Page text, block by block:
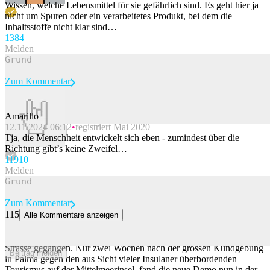
Wissen, welche Lebensmittel für sie gefährlich sind. Es geht hier ja
nicht um Spuren oder ein verarbeitetes Produkt, bei dem die
Inhaltsstoffe nicht klar sind…
1384
Melden
Beitrag melden
Zum Kommentar
Amarillo
12.11.2024 06:12 registriert Mai 2020
Tja, die Menschheit entwickelt sich eben - zumindest über die
Richtung gibt’s keine Zweifel…
11910
Melden
Beitrag melden
Zum Kommentar
115 Alle Kommentare anzeigen
Strasse gegangen. Nur zwei Wochen nach der grossen Kundgebung
in Palma gegen den aus Sicht vieler Insulaner überbordenden